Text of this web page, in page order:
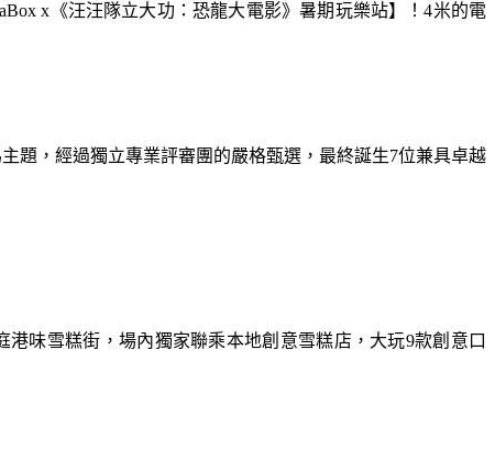
x《汪汪隊立大功：恐龍大電影》暑期玩樂站】！4米的電
味雪糕街，場內獨家聯乘本地創意雪糕店，大玩9款創意口
題，經過獨立專業評審團的嚴格甄選，最終誕生7位兼具卓越